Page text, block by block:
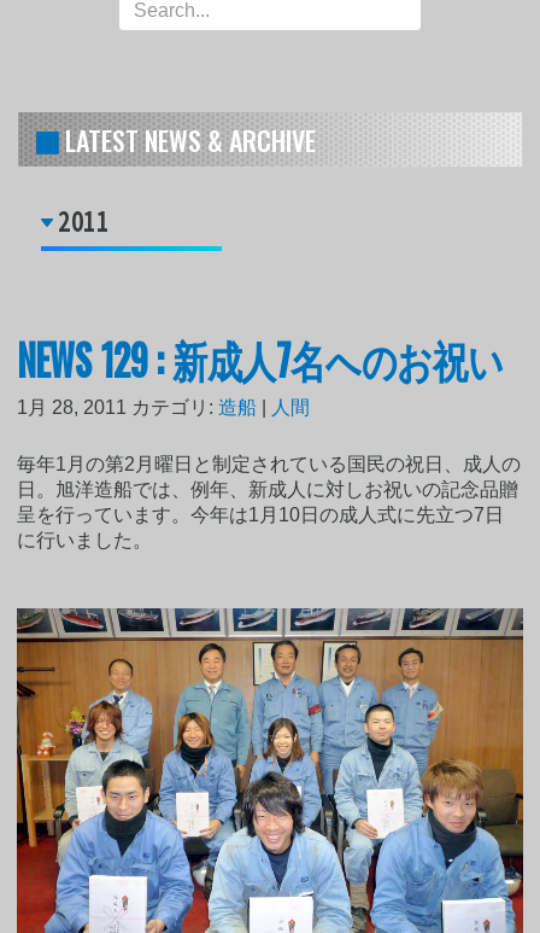
LATEST NEWS & ARCHIVE
2011
NEWS 129 : 新成人7名へのお祝い
1月 28, 2011 カテゴリ:造船 人間
毎年1月の第2月曜日と制定されている国民の祝日、成人の
日。旭洋造船では、例年、新成人に対しお祝いの記念品贈
呈を行っています。今年は1月10日の成人式に先立つ7日
に行いました。